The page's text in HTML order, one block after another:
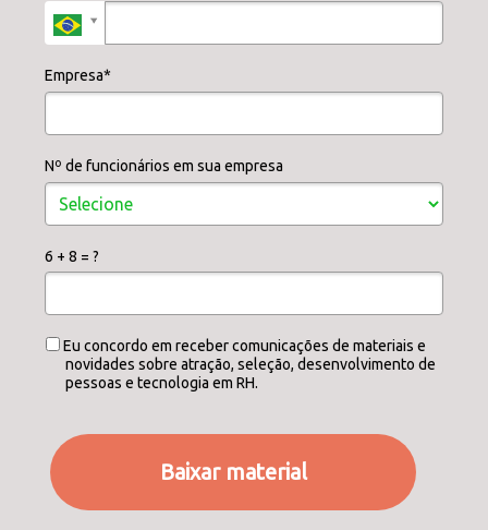
Empresa*
Nº de funcionários em sua empresa
6 + 8 = ?
Eu concordo em receber comunicações de materiais e
novidades sobre atração, seleção, desenvolvimento de
pessoas e tecnologia em RH.
Baixar material